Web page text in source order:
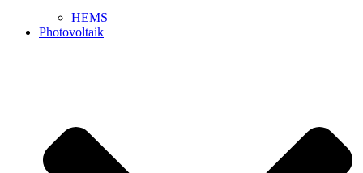
HEMS
Photovoltaik